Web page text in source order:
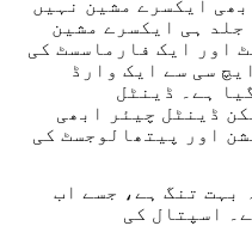
ایکسرے مشین نہیں
ہی ایکسرے مشین
اور ایک فارماسسٹ کی
سی سے ایک وارڈ
ہے۔ ڈینٹل
ڈینٹل چیئر ابھی
اور پیتھالوجسٹ کی
بہت تنگ ہے، جسے اب
اسپتال کی